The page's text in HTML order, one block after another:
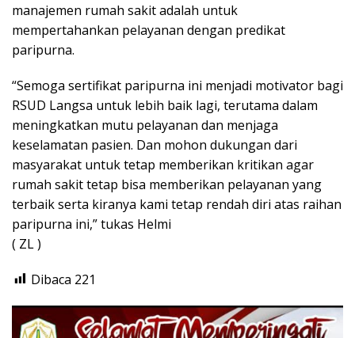
manajemen rumah sakit adalah untuk
mempertahankan pelayanan dengan predikat
paripurna.
“Semoga sertifikat paripurna ini menjadi motivator bagi
RSUD Langsa untuk lebih baik lagi, terutama dalam
meningkatkan mutu pelayanan dan menjaga
keselamatan pasien. Dan mohon dukungan dari
masyarakat untuk tetap memberikan kritikan agar
rumah sakit tetap bisa memberikan pelayanan yang
terbaik serta kiranya kami tetap rendah diri atas raihan
paripurna ini,” tukas Helmi
( ZL )
Dibaca 221